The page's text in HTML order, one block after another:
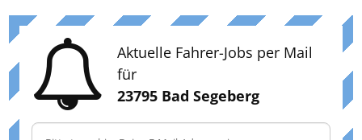
Aktuelle Fahrer-Jobs per Mail
für
23795 Bad Segeberg